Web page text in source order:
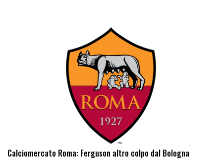
Calciomercato Roma: Ferguson altro colpo dal Bologna